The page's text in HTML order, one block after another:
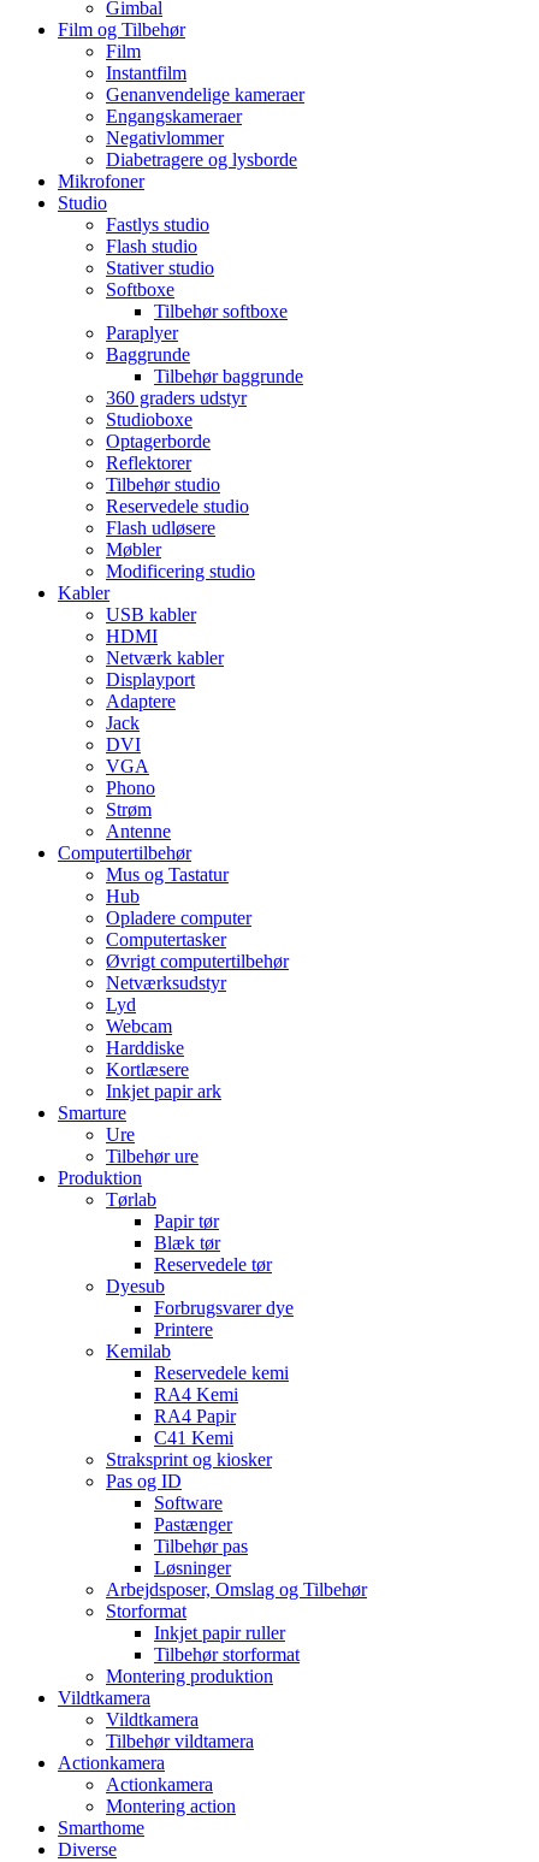
Gimbal
Film og Tilbehør
Film
Instantfilm
Genanvendelige kameraer
Engangskameraer
Negativlommer
Diabetragere og lysborde
Mikrofoner
Studio
Fastlys studio
Flash studio
Stativer studio
Softboxe
Tilbehør softboxe
Paraplyer
Baggrunde
Tilbehør baggrunde
360 graders udstyr
Studioboxe
Optagerborde
Reflektorer
Tilbehør studio
Reservedele studio
Flash udløsere
Møbler
Modificering studio
Kabler
USB kabler
HDMI
Netværk kabler
Displayport
Adaptere
Jack
DVI
VGA
Phono
Strøm
Antenne
Computertilbehør
Mus og Tastatur
Hub
Opladere computer
Computertasker
Øvrigt computertilbehør
Netværksudstyr
Lyd
Webcam
Harddiske
Kortlæsere
Inkjet papir ark
Smarture
Ure
Tilbehør ure
Produktion
Tørlab
Papir tør
Blæk tør
Reservedele tør
Dyesub
Forbrugsvarer dye
Printere
Kemilab
Reservedele kemi
RA4 Kemi
RA4 Papir
C41 Kemi
Straksprint og kiosker
Pas og ID
Software
Pastænger
Tilbehør pas
Løsninger
Arbejdsposer, Omslag og Tilbehør
Storformat
Inkjet papir ruller
Tilbehør storformat
Montering produktion
Vildtkamera
Vildtkamera
Tilbehør vildtamera
Actionkamera
Actionkamera
Montering action
Smarthome
Diverse